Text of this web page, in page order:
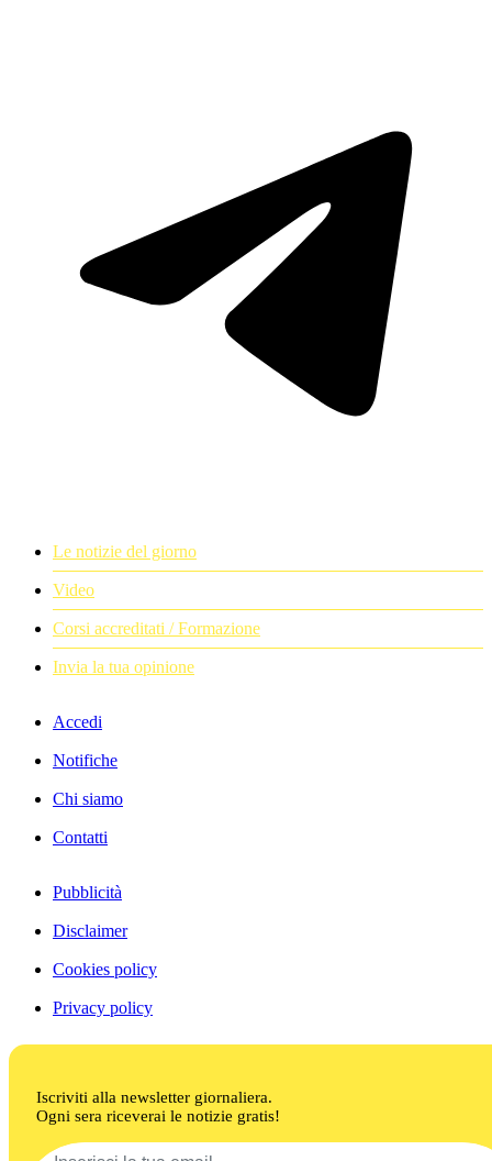
Le notizie del giorno
Video
Corsi accreditati / Formazione
Invia la tua opinione
Accedi
Notifiche
Chi siamo
Contatti
Pubblicità
Disclaimer
Cookies policy
Privacy policy
Iscriviti alla newsletter giornaliera.
Ogni sera riceverai le notizie gratis!